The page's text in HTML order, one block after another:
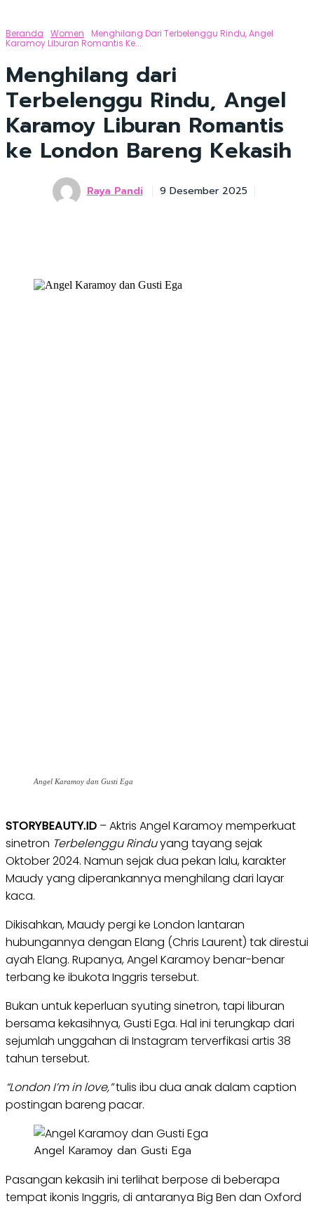
Beranda Women
Menghilang Dari Terbelenggu Rindu, Angel
Karamoy Liburan Romantis Ke...
Menghilang dari
Terbelenggu Rindu, Angel
Karamoy Liburan Romantis
ke London Bareng Kekasih
Raya Pandi 9 Desember 2025
Angel Karamoy dan Gusti Ega
STORYBEAUTY.ID – Aktris Angel Karamoy memperkuat
sinetron Terbelenggu Rinduyang tayang sejak
Oktober 2024. Namun sejak dua pekan lalu, karakter
Maudy yang diperankannya menghilang dari layar
kaca.
Dikisahkan, Maudy pergi ke London lantaran
hubungannya dengan Elang (Chris Laurent) tak direstui
ayah Elang. Rupanya, Angel Karamoy benar-benar
terbang ke ibukota Inggris tersebut.
Bukan untuk keperluan syuting sinetron, tapi liburan
bersama kekasihnya, Gusti Ega. Hal ini terungkap dari
sejumlah unggahan di Instagram terverfikasi artis 38
tahun tersebut.
“London I’m in love,”tulis ibu dua anak dalam caption
postingan bareng pacar.
Angel Karamoy dan Gusti Ega
Pasangan kekasih ini terlihat berpose di beberapa
tempat ikonis Inggris, di antaranya Big Ben dan Oxford